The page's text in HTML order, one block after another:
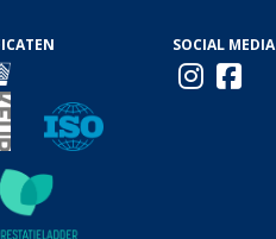
SOCIAL MEDIA